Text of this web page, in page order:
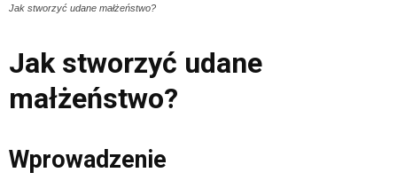
Jak stworzyć udane małżeństwo?
Jak stworzyć udane
małżeństwo?
Wprowadzenie